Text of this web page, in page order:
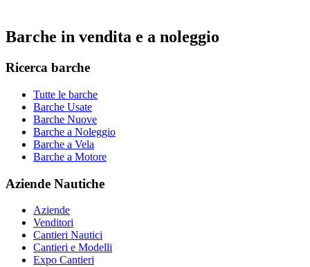
Barche in vendita e a noleggio
Ricerca barche
Tutte le barche
Barche Usate
Barche Nuove
Barche a Noleggio
Barche a Vela
Barche a Motore
Aziende Nautiche
Aziende
Venditori
Cantieri Nautici
Cantieri e Modelli
Expo Cantieri